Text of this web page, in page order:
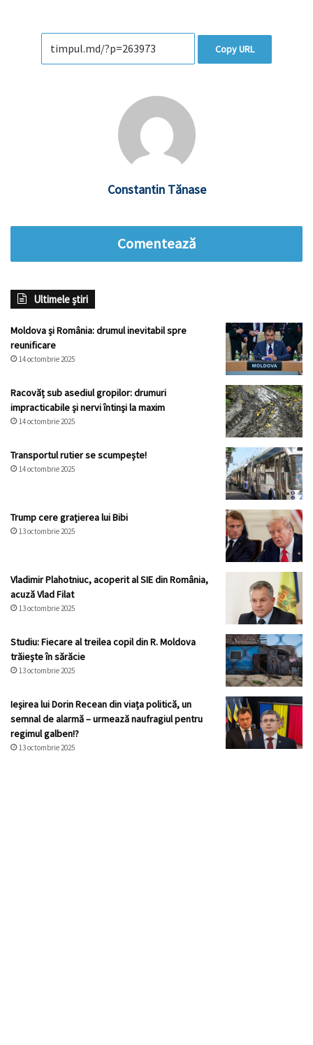
Copy URL
Constantin Tănase
Comentează
Ultimele știri
Moldova și România: drumul inevitabil spre
reunificare
14 octombrie 2025
Racovăț sub asediul gropilor: drumuri
impracticabile și nervi întinși la maxim
14 octombrie 2025
Transportul rutier se scumpește!
14 octombrie 2025
Trump cere grațierea lui Bibi
13 octombrie 2025
Vladimir Plahotniuc, acoperit al SIE din România,
acuză Vlad Filat
13 octombrie 2025
Studiu: Fiecare al treilea copil din R. Moldova
trăiește în sărăcie
13 octombrie 2025
Ieșirea lui Dorin Recean din viața politică, un
semnal de alarmă – urmează naufragiul pentru
regimul galben!?
13 octombrie 2025